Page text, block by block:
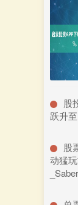
股
跃升
股
动猛